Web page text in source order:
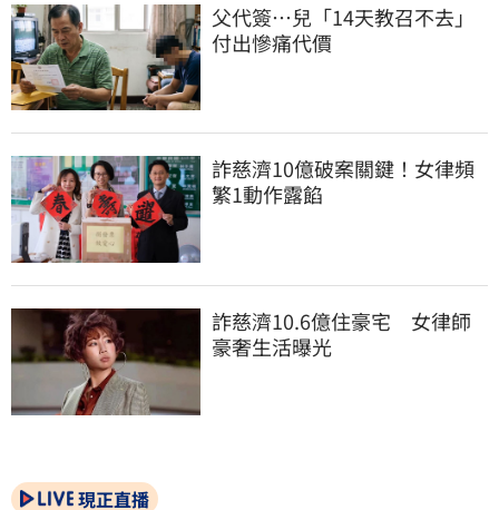
父代簽…兒「14天教召不去」
付出慘痛代價
詐慈濟10億破案關鍵！女律頻
繁1動作露餡
詐慈濟10.6億住豪宅　女律師
豪奢生活曝光
現正直播